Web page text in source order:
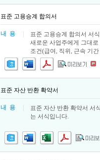
표준 고용승계 합의서
내 용
표준 고용승계 합의서 서
새로운 사업주에게 그대
조건(급여, 직위, 근속 기
표준 자산 반환 확약서
내 용
표준 자산 반환 확약서 서
는 서식입니다.